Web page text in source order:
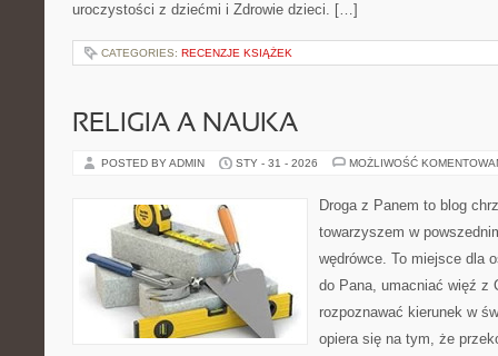
uroczystości z dziećmi i Zdrowie dzieci. […]
CATEGORIES: RECENZJE KSIĄŻEK
RELIGIA A NAUKA
POSTED BY ADMIN STY - 31 - 2026 MOŻLIWOŚĆ
Droga z Panem to blog
towarzyszem w
wędrówce. To miejsce dla
do Pana, umacniać więź z
rozpoznawać kierunek w
opiera się na tym, że